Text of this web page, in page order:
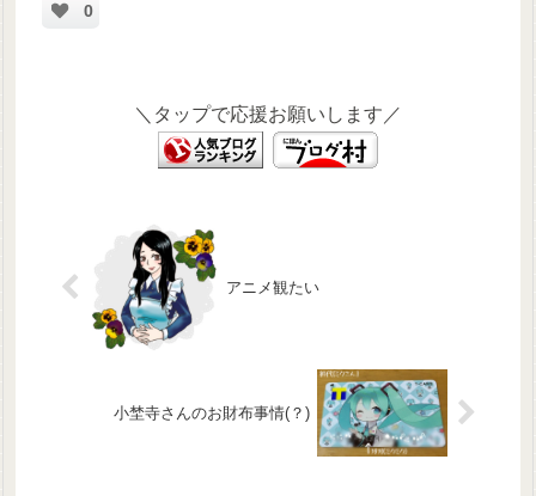
0
＼タップで応援お願いします／
アニメ観たい
小埜寺さんのお財布事情(？)